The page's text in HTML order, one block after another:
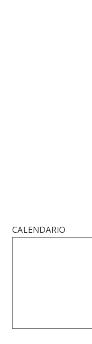
CALENDARIO